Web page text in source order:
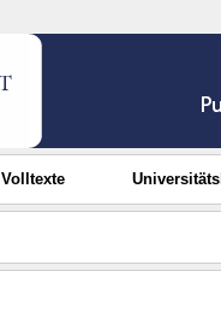
Volltexte